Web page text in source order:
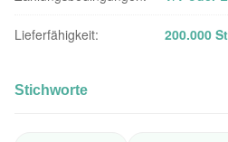
Lieferfähigkeit: 200.000
Stichworte